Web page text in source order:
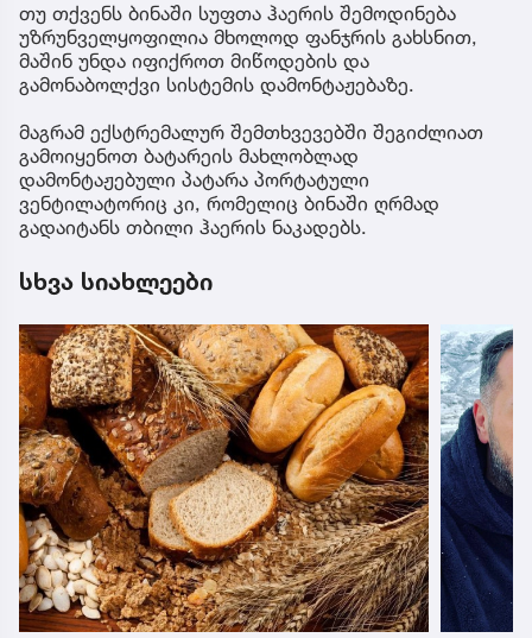
თუ თქვენს ბინაში სუფთა ჰაერის შემოდინება
უზრუნველყოფილია მხოლოდ ფანჯრის გახსნით,
მაშინ უნდა იფიქროთ მიწოდების და
გამონაბოლქვი სისტემის დამონტაჟებაზე.
მაგრამ ექსტრემალურ შემთხვევებში შეგიძლიათ
გამოიყენოთ ბატარეის მახლობლად
დამონტაჟებული პატარა პორტატული
ვენტილატორიც კი, რომელიც ბინაში ღრმად
გადაიტანს თბილი ჰაერის ნაკადებს.
სხვა სიახლეები